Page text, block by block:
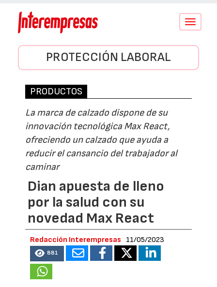
Conmutar
PROTECCIÓN LABORAL
PRODUCTOS
La marca de calzado dispone de su
innovación tecnológica Max React,
ofreciendo un calzado que ayuda a
reducir el cansancio del trabajador al
caminar
Dian apuesta de lleno
por la salud con su
novedad Max React
Redacción Interempresas 11/05/2023
881